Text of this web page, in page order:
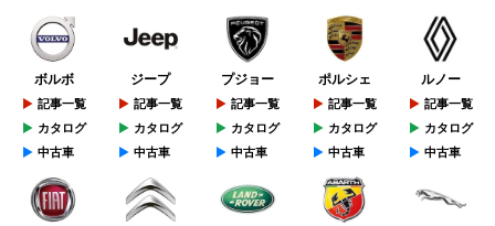
ボルボ
記事一覧
カタログ
中古車
ジープ
記事一覧
カタログ
中古車
プジョー
記事一覧
カタログ
中古車
ポルシェ
記事一覧
カタログ
中古車
ルノー
記事一覧
カタログ
中古車